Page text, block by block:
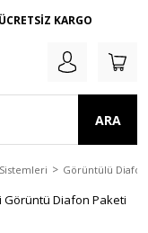
KARGO
ARA
Görüntülü